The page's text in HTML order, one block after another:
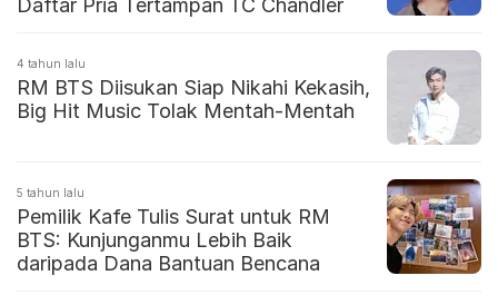
Daftar Pria Tertampan TC Chandler
4 tahun lalu
RM BTS Diisukan Siap Nikahi Kekasih,
Big Hit Music Tolak Mentah-Mentah
5 tahun lalu
Pemilik Kafe Tulis Surat untuk RM
BTS: Kunjunganmu Lebih Baik
daripada Dana Bantuan Bencana